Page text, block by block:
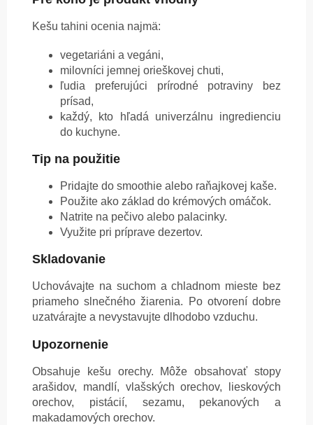
Kešu tahini ocenia najmä:
vegetariáni a vegáni,
milovníci jemnej orieškovej chuti,
ľudia preferujúci prírodné potraviny bez
prísad,
každý, kto hľadá univerzálnu ingredienciu
do kuchyne.
Tip na použitie
Pridajte do smoothie alebo raňajkovej kaše.
Použite ako základ do krémových omáčok.
Natrite na pečivo alebo palacinky.
Využite pri príprave dezertov.
Skladovanie
Uchovávajte na suchom a chladnom mieste bez
priameho slnečného žiarenia. Po otvorení dobre
uzatvárajte a nevystavujte dlhodobo vzduchu.
Upozornenie
Obsahuje kešu orechy. Môže obsahovať stopy
arašidov, mandlí, vlašských orechov, lieskových
orechov, pistácií, sezamu, pekanových a
makadamových orechov.